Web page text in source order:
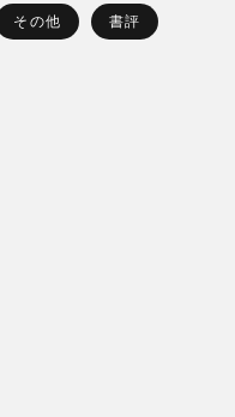
その他 書評